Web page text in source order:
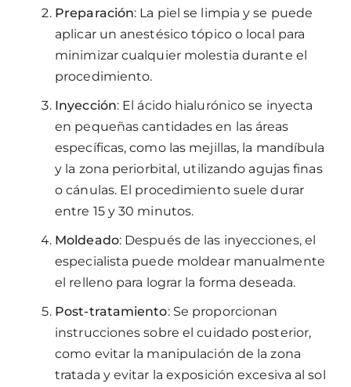
Preparación: La piel se limpia y se puede
aplicar un anestésico tópico o local para
minimizar cualquier molestia durante el
procedimiento.
Inyección: El ácido hialurónico se inyecta
en pequeñas cantidades en las áreas
específicas, como las mejillas, la mandíbula
y la zona periorbital, utilizando agujas finas
o cánulas. El procedimiento suele durar
entre 15 y 30 minutos.
Moldeado: Después de las inyecciones, el
especialista puede moldear manualmente
el relleno para lograr la forma deseada.
Post-tratamiento: Se proporcionan
instrucciones sobre el cuidado posterior,
como evitar la manipulación de la zona
tratada y evitar la exposición excesiva al sol